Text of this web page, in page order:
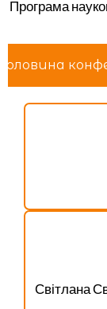
Програма
Світлана